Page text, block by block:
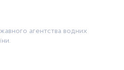
агентства водних